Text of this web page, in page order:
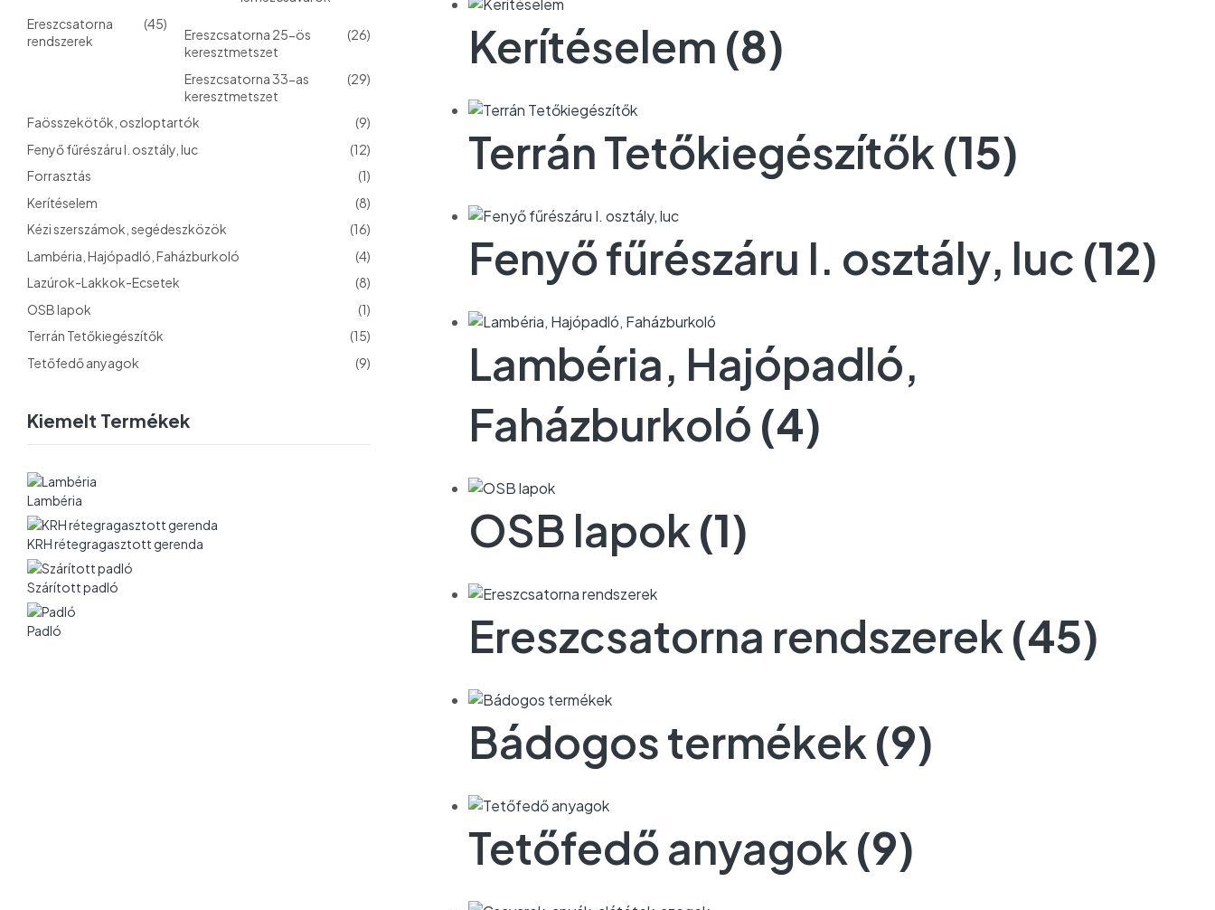
Kerítéselem (8)
Terrán Tetőkiegészítők(15)
Fenyő fűrészáru I. osztály, luc (12)
Lambéria, Hajópadló,
Faházburkoló (4)
OSB lapok(1)
Ereszcsatorna rendszerek(45)
Bádogos termékek(9)
Tetőfedő anyagok(9)
Ereszcsatorna
rendszerek
(45)
Ereszcsatorna 25-ös
keresztmetszet
(26)
Ereszcsatorna 33-as
keresztmetszet
(29)
Faösszekötők, oszloptartók
(9)
Fenyő fűrészáru I. osztály, luc
(12)
Forrasztás
(1)
Kerítéselem
(8)
Kézi szerszámok, segédeszközök
(16)
Lambéria, Hajópadló, Faházburkoló
(4)
Lazúrok-Lakkok-Ecsetek
(8)
OSB lapok
(1)
Terrán Tetőkiegészítők
(15)
Tetőfedő anyagok
(9)
Kiemelt Termékek
Lambéria
KRH rétegragasztott gerenda
Szárított padló
Padló